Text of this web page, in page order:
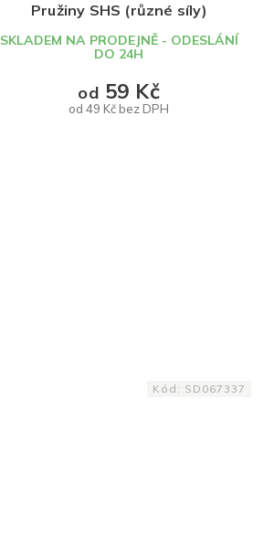
Pružiny SHS (různé síly)
SKLADEM NA PRODEJNĚ - ODESLÁNÍ
DO 24H
od 49 Kč bez DPH
od 59 Kč
Kód: SD067337